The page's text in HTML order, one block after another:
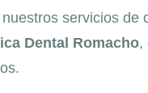
servicios de
Dental Romacho,